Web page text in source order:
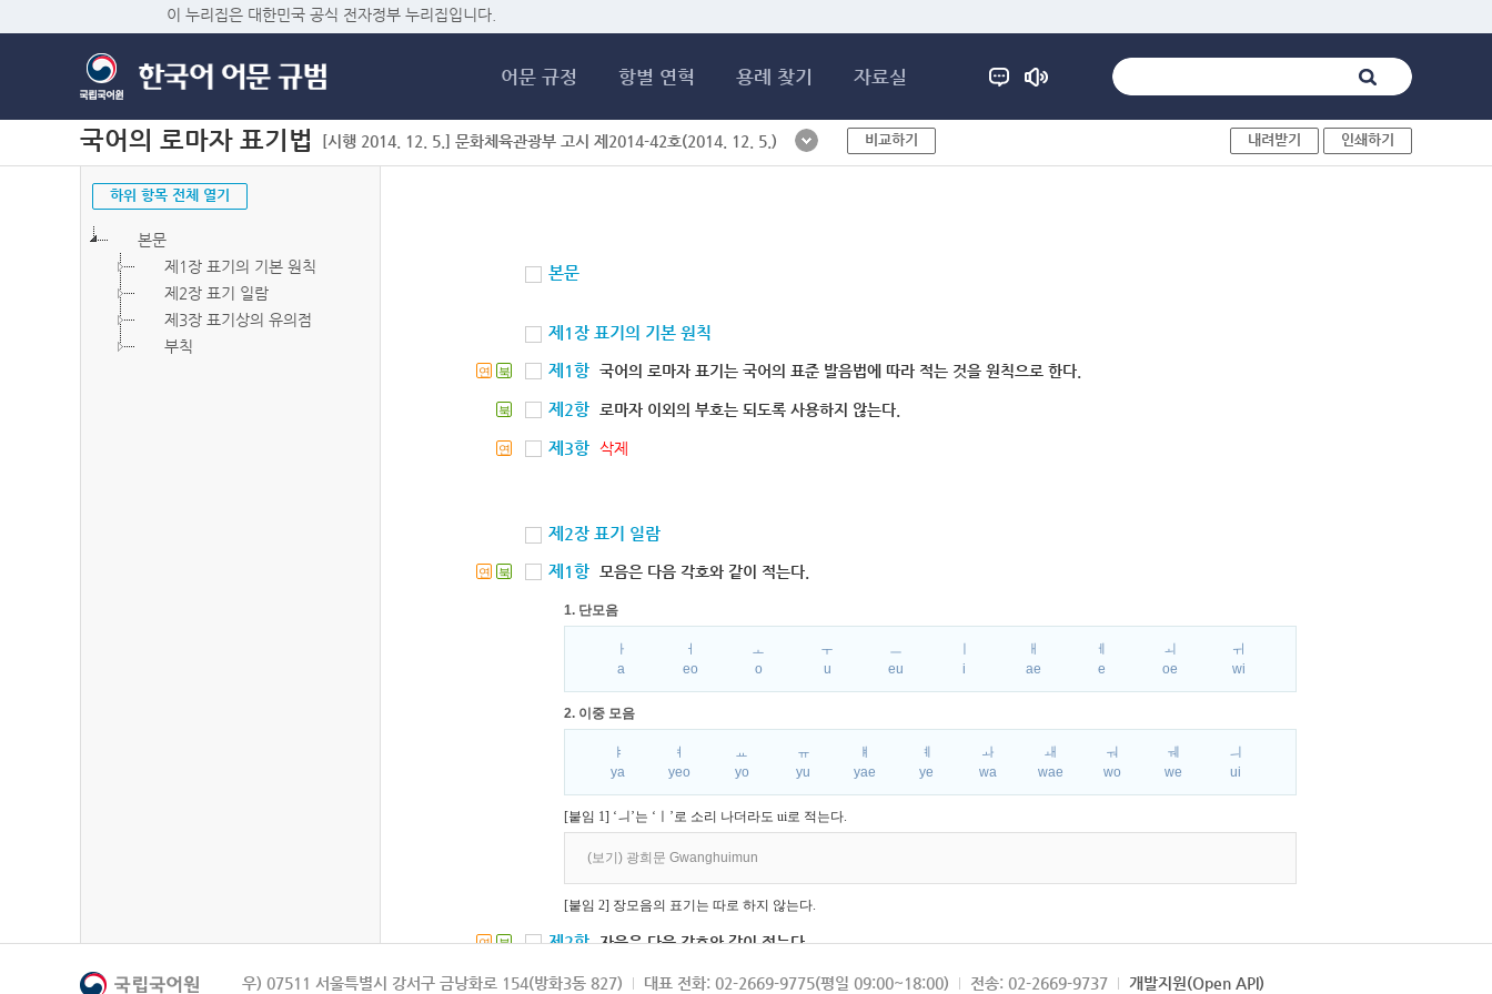
이 누리집은 대한민국 공식 전자정부 누리집입니다.
어문 규정 항별 연혁 용례 찾기 자료실
국어의 로마자 표기법 [시행 2014. 12. 5.] 문화체육관광부 고시 제2014-42호(2014. 12. 5.) 비교하기 내려받기 인쇄하기
하위 항목 전체 열기
본문
제1장 표기의 기본 원칙
제2장 표기 일람
제3장 표기상의 유의점
부칙
본문
제1장 표기의 기본 원칙
연 북 제1항 국어의 로마자 표기는 국어의 표준 발음법에 따라 적는 것을 원칙으로 한다.
북 제2항 로마자 이외의 부호는 되도록 사용하지 않는다.
연 제3항 삭제
제2장 표기 일람
연 북 제1항 모음은 다음 각호와 같이 적는다.
1. 단모음
ㅏ
a
ㅓ
eo
ㅗ
o
ㅜ
u
ㅡ
eu
i
ㅐ
ae
ㅔ
e
ㅚ
oe
ㅟ
wi
2. 이중 모음
ㅑ
ya
ㅕ
yeo
ㅛ
yo
ㅠ
yu
ㅒ
yae
ㅖ
ye
ㅘ
wa
ㅙ
wae
ㅝ
wo
ㅞ
we
ㅢ
ui
[붙임 1] ‘ㅢ’는 ‘ㅣ’로 소리 나더라도 ui로 적는다.
(보기) 광희문 Gwanghuimun
[붙임 2] 장모음의 표기는 따로 하지 않는다.
연 북 제2항 자음은 다음 각호와 같이 적는다.
1. 파열음
우) 07511 서울특별시 강서구 금낭화로 154(방화3동 827) 대표 전화: 02-2669-9775(평일 09:00~18:00) 전송: 02-2669-9737 개발지원(Open API)